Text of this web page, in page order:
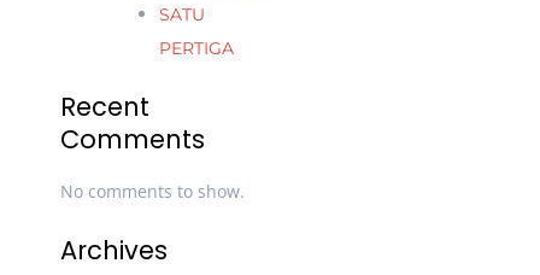
SATU
PERTIGA
Recent
Comments
No comments to show.
Archives